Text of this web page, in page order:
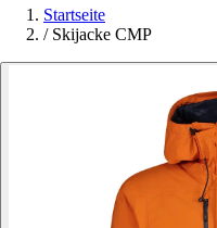
Startseite
/ Skijacke CMP